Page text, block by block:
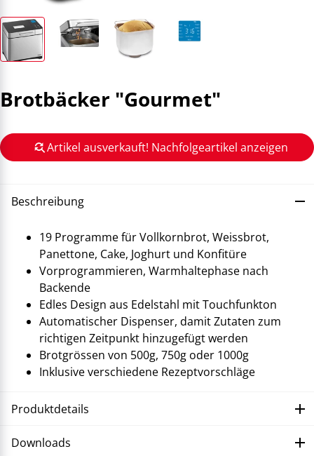
Brotbäcker "Gourmet"
Artikel ausverkauft! Nachfolgeartikel anzeigen
Beschreibung
19 Programme für Vollkornbrot, Weissbrot,
Panettone, Cake, Joghurt und Konfitüre
Vorprogrammieren, Warmhaltephase nach
Backende
Edles Design aus Edelstahl mit Touchfunkton
Automatischer Dispenser, damit Zutaten zum
richtigen Zeitpunkt hinzugefügt werden
Brotgrössen von 500g, 750g oder 1000g
Inklusive verschiedene Rezeptvorschläge
Produktdetails
Downloads